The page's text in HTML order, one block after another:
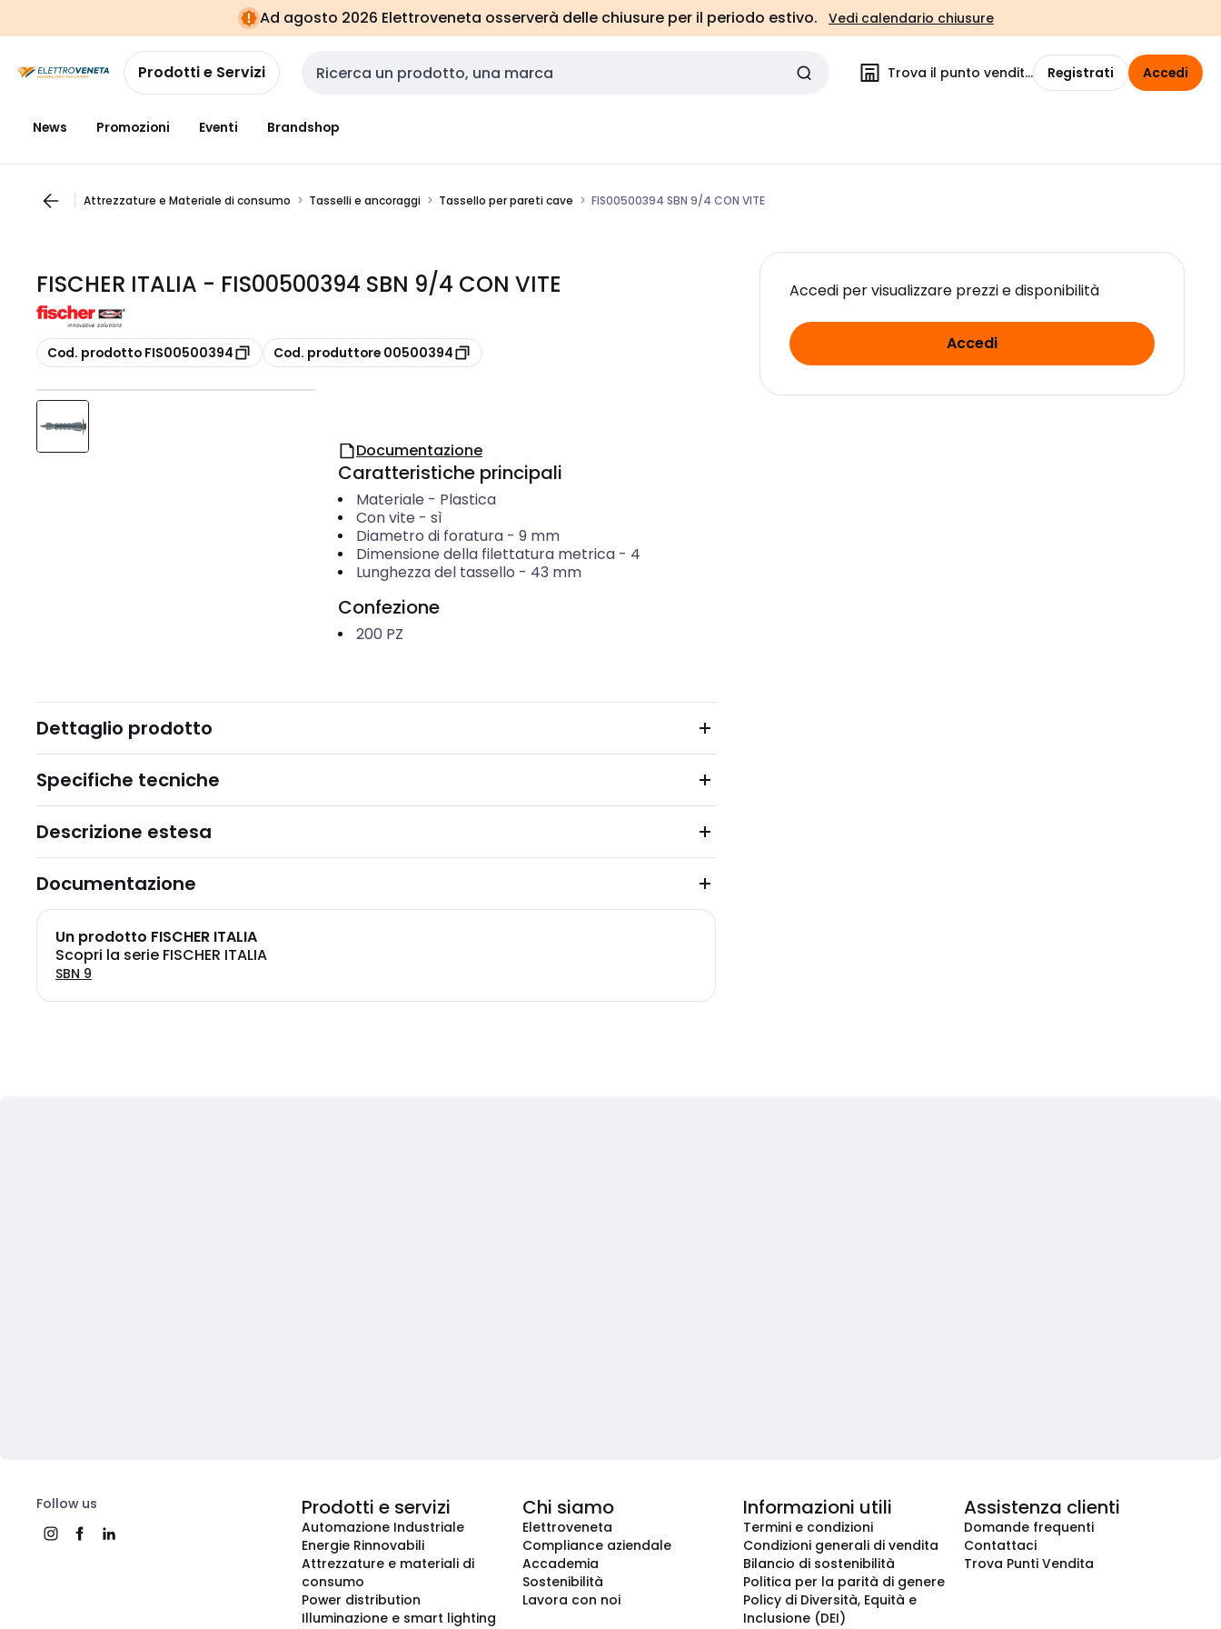
navigazionealla
pagina
Ad agosto 2026 Elettroveneta osserverà delle chiusure per il periodo estivo. Vedi calendario chiusure
Prodotti e Servizi Cerca input Trova il punto vendita Registrati Accedi
News Promozioni Eventi Brandshop
Attrezzature e Materiale di consumo Tasselli e ancoraggi Tassello per pareti cave FIS00500394 SBN 9/4 CON VITE
FISCHER ITALIA - FIS00500394 SBN 9/4 CON VITE
copia
Cod. prodotto FIS00500394 copia
Cod. produttore 00500394
Accedi per visualizzare prezzi e disponibilità
Accedi
Documentazione
Caratteristiche principali
Materiale - Plastica
Con vite - sì
Diametro di foratura- 9 mm
Dimensione della filettatura metrica- 4
Lunghezza del tassello - 43 mm
Confezione
200 PZ
Dettaglio prodotto
Specifiche tecniche
Descrizione estesa
Documentazione
Un prodotto FISCHER ITALIA
Scopri la serie FISCHER ITALIA
SBN 9
Follow us Prodotti e servizi
Automazione Industriale
Energie Rinnovabili
Attrezzature e materiali di
consumo
Power distribution
Illuminazione e smart lighting
Chi siamo
Elettroveneta
Compliance aziendale
Accademia
Sostenibilità
Lavora con noi
Informazioni utili
Termini e condizioni
Condizioni generali di vendita
Bilancio di sostenibilità
Politica per la parità di genere
Policy di Diversità, Equità e
Inclusione (DEI)
Assistenza clienti
Domande frequenti
Contattaci
Trova Punti Vendita